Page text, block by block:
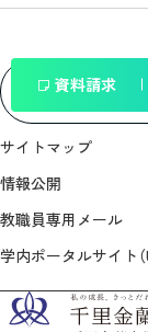
一覧へ戻る
資料請求
サイトマップ
情報公開
教職員専用メール
学内ポータルサイト（